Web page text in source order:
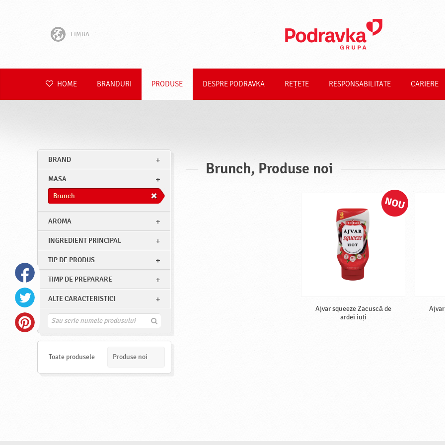
LIMBA
Hrvatski
Polski
Deutsch
HOME BRANDURI PRODUSE DESPRE PODRAVKA REȚETE RESPONSABILITATE CARIERE
BRAND
MASA
Brunch
AROMA
INGREDIENT PRINCIPAL
TIP DE PRODUS
TIMP DE PREPARARE
ALTE CARACTERISTICI
G
e
Toate produsele Produse noi
Brunch, Produse noi
Ajvar squeeze Zacuscă de
ardei iuți